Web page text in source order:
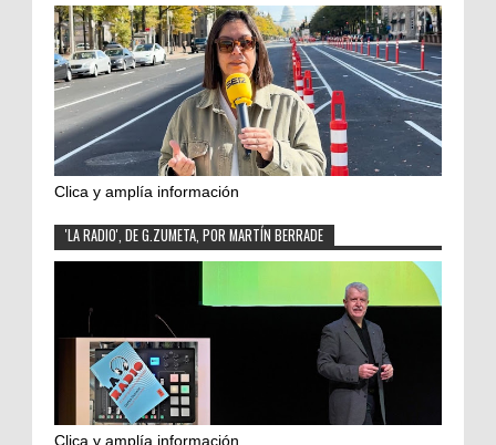
Clica y amplía información
'LA RADIO', DE G.ZUMETA, POR MARTÍN BERRADE
Clica y amplía información